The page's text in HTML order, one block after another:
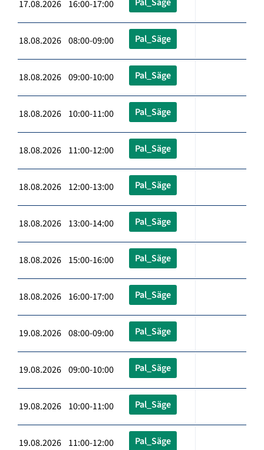
17.08.2026 16:00-17:00
18.08.2026 08:00-09:00 Pal_Säge
18.08.2026 09:00-10:00 Pal_Säge
18.08.2026 10:00-11:00 Pal_Säge
18.08.2026 11:00-12:00 Pal_Säge
18.08.2026 12:00-13:00 Pal_Säge
18.08.2026 13:00-14:00 Pal_Säge
18.08.2026 15:00-16:00 Pal_Säge
18.08.2026 16:00-17:00 Pal_Säge
19.08.2026 08:00-09:00 Pal_Säge
19.08.2026 09:00-10:00 Pal_Säge
19.08.2026 10:00-11:00 Pal_Säge
19.08.2026 11:00-12:00 Pal_Säge